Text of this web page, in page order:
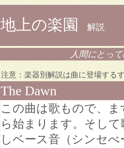
地上の楽園 解説
人間にとっ
注意：楽器別解説は曲に登場する
The Dawn
この曲は歌もので、
ら始まります。そし
しベース音（シンセ